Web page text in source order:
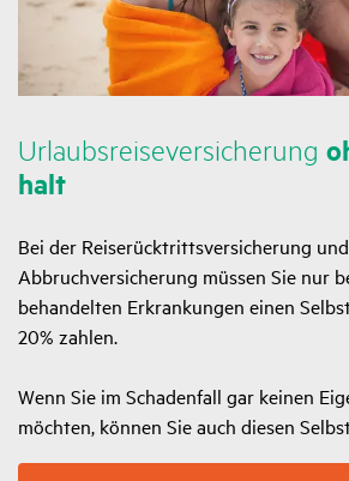
Urlaubs­rei­se­ver­si­che­rung
halt
Bei der Reiserücktrittsversicherung
Abbruchversicherung müssen Sie nur
behandelten Erkrankungen einen
20% zahlen.
Wenn Sie im Schadenfall gar keinen
möchten, können Sie auch diesen